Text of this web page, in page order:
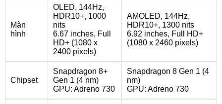
Màn
hình
OLED, 144Hz,
HDR10+, 1000
nits
6.67 inches, Full
HD+ (1080 x
2400 pixels)
AMOLED, 144Hz,
HDR10+, 1300 nits
6.92 inches, Full HD+
(1080 x 2460 pixels)
Chipset
Snapdragon 8+
Gen 1 (4 nm)
GPU: Adreno 730
Snapdragon 8 Gen 1 (4
nm)
GPU: Adreno 730